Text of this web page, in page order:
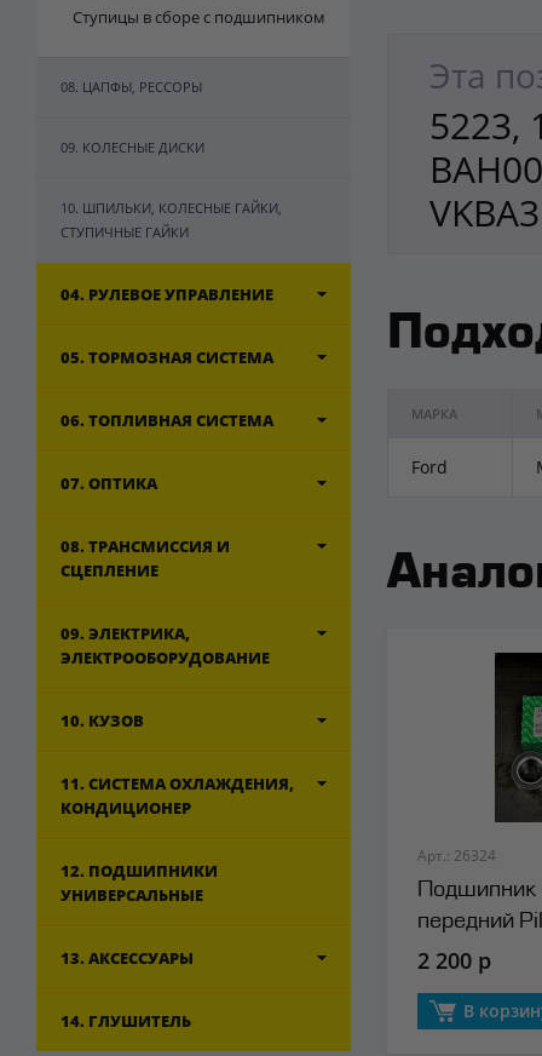
Ступицы в сборе с подшипником
08. ЦАПФЫ, РЕССОРЫ
09. КОЛЕСНЫЕ ДИСКИ
10. ШПИЛЬКИ, КОЛЕСНЫЕ ГАЙКИ,
СТУПИЧНЫЕ ГАЙКИ
04. РУЛЕВОЕ УПРАВЛЕНИЕ
05. ТОРМОЗНАЯ СИСТЕМА
06. ТОПЛИВНАЯ СИСТЕМА
07. ОПТИКА
08. ТРАНСМИССИЯ И
СЦЕПЛЕНИЕ
09. ЭЛЕКТРИКА,
ЭЛЕКТРООБОРУДОВАНИЕ
10. КУЗОВ
11. СИСТЕМА ОХЛАЖДЕНИЯ,
КОНДИЦИОНЕР
12. ПОДШИПНИКИ
УНИВЕРСАЛЬНЫЕ
13. АКСЕССУАРЫ
14. ГЛУШИТЕЛЬ
Эта
5223,
МАРКА
Ford
Арт.: 26324
Подшипник
передний
2 200 р
В